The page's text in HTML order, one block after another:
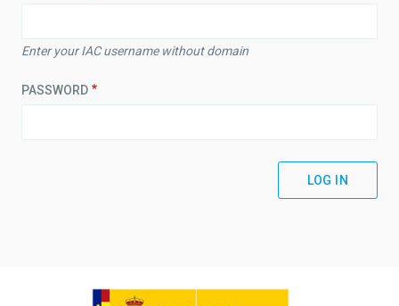
Enter your IAC username without domain
PASSWORD